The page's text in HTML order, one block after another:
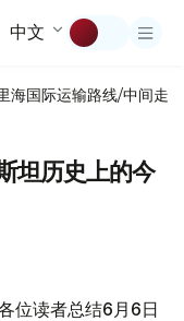
中文
海国际运输路线/中间走廊
坦历史上的今
位读者总结6月6日